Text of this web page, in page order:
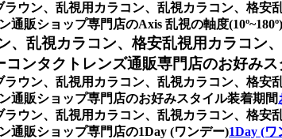
ラウン、乱視用カラコン、乱視カラコン、格
販ショップ専門店のAxis 乱視の軸度(10º~180º)
、乱視カラコン、格安乱視用カラコン
ンタクトレンズ通販専門店のお好み
ラウン、乱視用カラコン、乱視カラコン、格
通販ショップ専門店のお好みスタイル装着期間
ラウン、乱視用カラコン、乱視カラコン、格
通販ショップ専門店の1Day (ワンデー)1Day (ワ